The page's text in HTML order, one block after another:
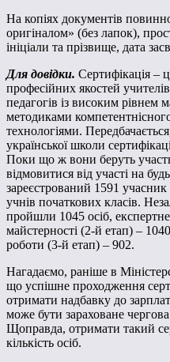
На копіях документів
оригіналом» (без лапок),
ініціали та прізвище, дата
Для довідки. Сертифікація –
професійних якостей
педагогів із високим рівнем
методиками
технологіями.
української школи
Поки що ж вони беруть
відмовитися від участі на
зареєстрований 1591
учнів початкових класів.
пройшли 1045 осіб,
майстерності (2-й етап) –
роботи (3-й етап) – 902.
Нагадаємо, раніше в
що успішне проходження
отримати надбавку до
може бути зараховане чергова
Щоправда, отримати такий
кількість осіб.